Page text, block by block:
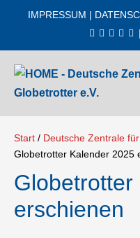
IMPRESSUM |
|
Start / Deutsche Zentrale
Globetrotter Kalender 2025
erschienen